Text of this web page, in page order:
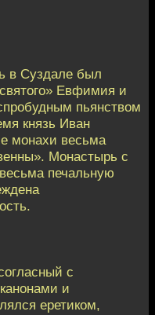
в Суздале был
Евфимия и
пьянством
князь Иван
монахи весьма
Монастырь с
печальную
с
и
еретиком,